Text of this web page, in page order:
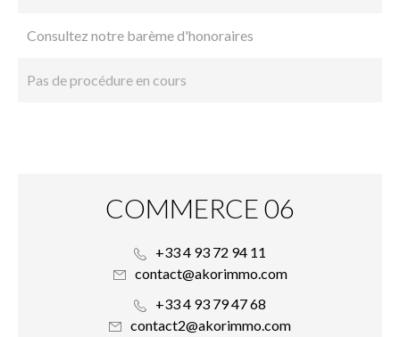
Consultez notre barème d'honoraires
Pas de procédure en cours
COMMERCE 06
+33 4 93 72 94 11
contact@akorimmo.com
+33 4 93 79 47 68
contact2@akorimmo.com